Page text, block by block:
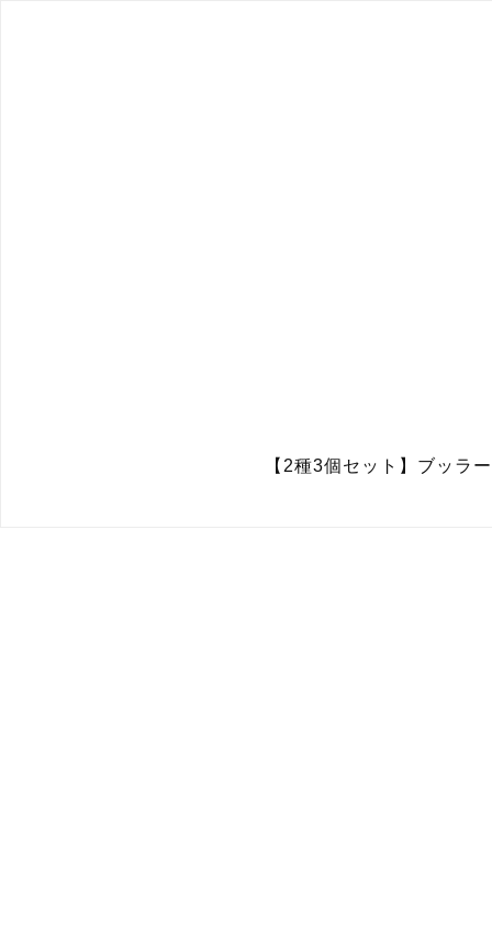
【2種3個セット】ブッラ